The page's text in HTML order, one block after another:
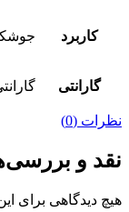
کاربرد
گارانتی
نظرات (0)
نقد و
هیچ دیدگاهی برای